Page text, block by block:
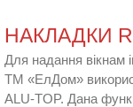
НАКЛАДКИ
Для надання вікнам
ТМ «ЕлДом»
ALU-TOP. Дана